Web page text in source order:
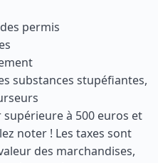
permis
substances stupéfiantes,
supérieure à 500 euros et
noter ! Les taxes sont
des marchandises,